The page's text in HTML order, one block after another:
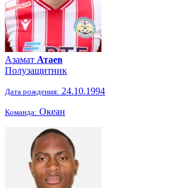
Азамат Атаев
Полузащитник
Дата рождения: 24.10.1994
Команда: Океан